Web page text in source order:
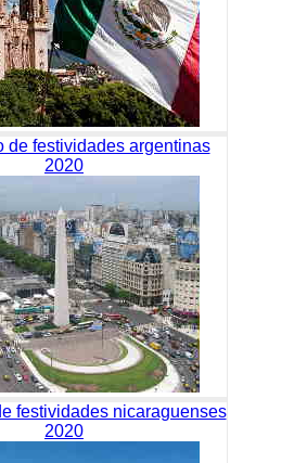
de festividades argentinas
2020
festividades nicaraguenses
2020